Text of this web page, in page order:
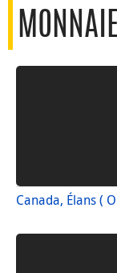
Canada, Élans (